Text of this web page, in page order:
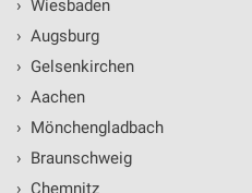
› Wiesbaden
› Augsburg
› Gelsenkirchen
› Aachen
› Mönchengladbach
› Braunschweig
› Chemnitz